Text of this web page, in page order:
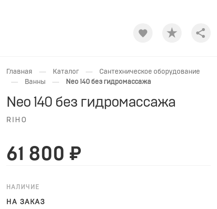
Главная — Каталог — Сантехническое оборудование
— Ванны — Neo 140 без гидромассажа
Neo 140 без гидромассажа
RIHO
61 800 ₽
НАЛИЧИЕ
НА ЗАКАЗ